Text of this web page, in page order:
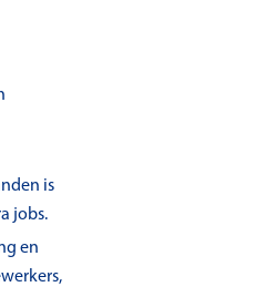
is
jobs.
en